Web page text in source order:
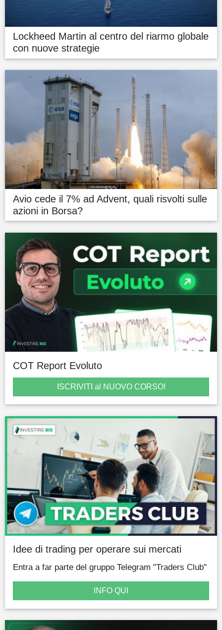
Lockheed Martin al centro del riarmo globale
con nuove strategie
Avio cede il 7% ad Advent, quali risvolti sulle
azioni in Borsa?
COT Report Evoluto
ISCRIVITI al NUOVO CORSO!
Idee di trading per operare sui mercati
Entra a far parte del gruppo Telegram "Traders Club"
INFO QUI